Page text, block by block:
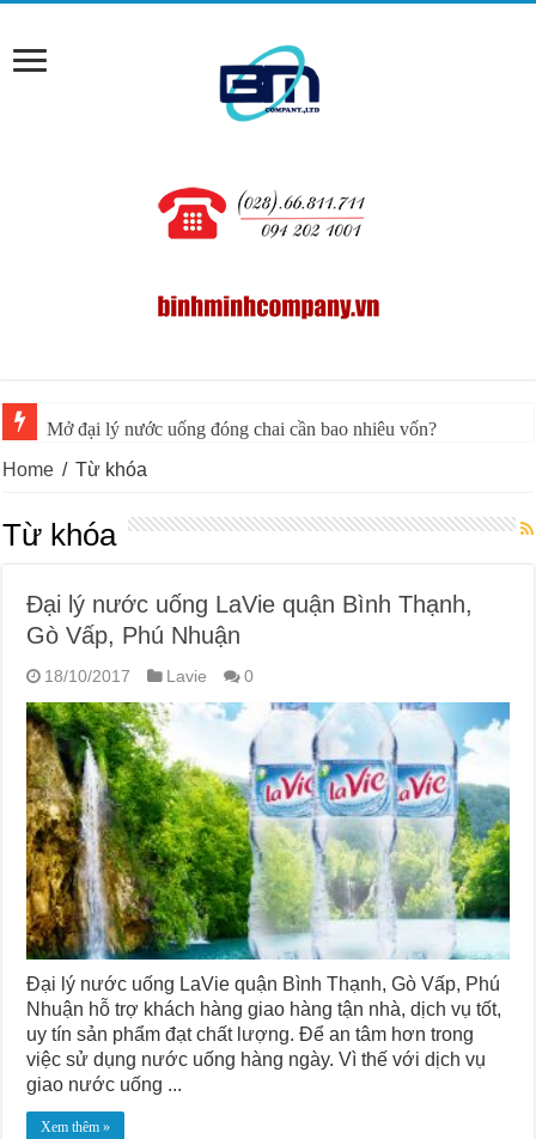
Mở đại lý nước uống đóng chai cần bao nhiêu vốn?
Home / Từ khóa
Từ khóa
Đại lý nước uống LaVie quận Bình Thạnh,
Gò Vấp, Phú Nhuận
18/10/2017 Lavie 0
Đại lý nước uống LaVie quận Bình Thạnh, Gò Vấp, Phú
Nhuận hỗ trợ khách hàng giao hàng tận nhà, dịch vụ tốt,
uy tín sản phẩm đạt chất lượng. Để an tâm hơn trong
việc sử dụng nước uống hàng ngày. Vì thế với dịch vụ
giao nước uống ...
Xem thêm »